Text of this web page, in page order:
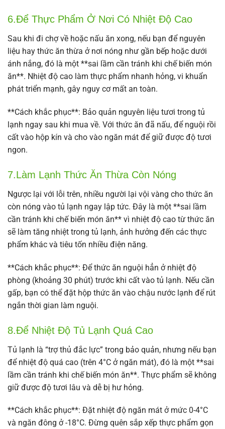
6.Để Thực Phẩm Ở Nơi Có Nhiệt Độ Cao
Sau khi đi chợ về hoặc nấu ăn xong, nếu bạn để nguyên
liệu hay thức ăn thừa ở nơi nóng như gần bếp hoặc dưới
ánh nắng, đó là một **sai lầm cần tránh khi chế biến món
ăn**. Nhiệt độ cao làm thực phẩm nhanh hỏng, vi khuẩn
phát triển mạnh, gây nguy cơ mất an toàn.
**Cách khắc phục**: Bảo quản nguyên liệu tươi trong tủ
lạnh ngay sau khi mua về. Với thức ăn đã nấu, để nguội rồi
cất vào hộp kín và cho vào ngăn mát để giữ được độ tươi
ngon.
7.Làm Lạnh Thức Ăn Thừa Còn Nóng
Ngược lại với lỗi trên, nhiều người lại vội vàng cho thức ăn
còn nóng vào tủ lạnh ngay lập tức. Đây là một **sai lầm
cần tránh khi chế biến món ăn** vì nhiệt độ cao từ thức ăn
sẽ làm tăng nhiệt trong tủ lạnh, ảnh hưởng đến các thực
phẩm khác và tiêu tốn nhiều điện năng.
**Cách khắc phục**: Để thức ăn nguội hẳn ở nhiệt độ
phòng (khoảng 30 phút) trước khi cất vào tủ lạnh. Nếu cần
gấp, bạn có thể đặt hộp thức ăn vào chậu nước lạnh để rút
ngắn thời gian làm nguội.
8.Để Nhiệt Độ Tủ Lạnh Quá Cao
Tủ lạnh là “trợ thủ đắc lực” trong bảo quản, nhưng nếu bạn
để nhiệt độ quá cao (trên 4°C ở ngăn mát), đó là một **sai
lầm cần tránh khi chế biến món ăn**. Thực phẩm sẽ không
giữ được độ tươi lâu và dễ bị hư hỏng.
**Cách khắc phục**: Đặt nhiệt độ ngăn mát ở mức 0-4°C
và ngăn đông ở -18°C. Đừng quên sắp xếp thực phẩm gọn